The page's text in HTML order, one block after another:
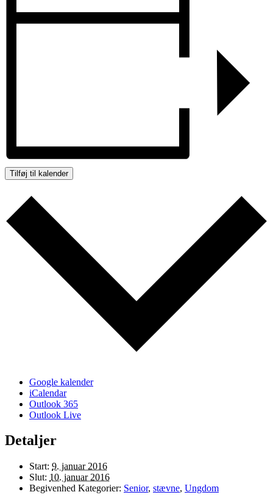
Tilføj til kalender
Google kalender
iCalendar
Outlook 365
Outlook Live
Detaljer
Start: 9. januar 2016
Slut: 10. januar 2016
Begivenhed Kategorier: Senior, stævne, Ungdom